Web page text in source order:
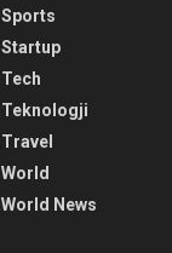
Sports
Startup
Tech
Teknologji
Travel
World
World News